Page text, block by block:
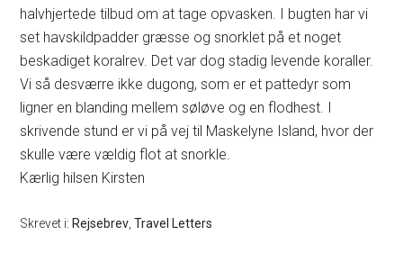
halvhjertede tilbud om at tage opvasken. I bugten har vi
set havskildpadder græsse og snorklet på et noget
beskadiget koralrev. Det var dog stadig levende koraller.
Vi så desværre ikke dugong, som er et pattedyr som
ligner en blanding mellem søløve og en flodhest. I
skrivende stund er vi på vej til Maskelyne Island, hvor der
skulle være vældig flot at snorkle.
Kærlig hilsen Kirsten
Skrevet i: Rejsebrev ,Travel Letters